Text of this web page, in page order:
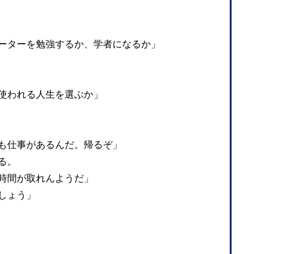
ターを勉強するか、学者になるか」
われる人生を選ぶか」
仕事があるんだ。帰るぞ」
。
間が取れんようだ」
ょう」